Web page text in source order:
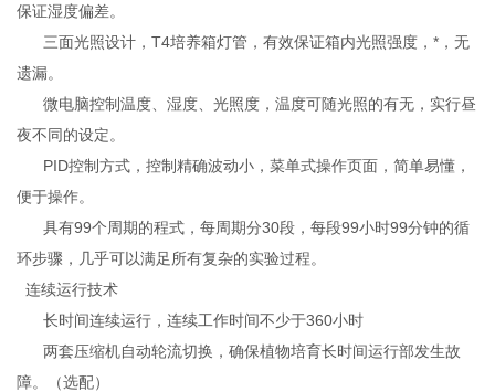
保证湿度偏差。
三面光照设计，T4培养箱灯管，有效保证箱内光照强度，*，无
遗漏。
微电脑控制温度、湿度、光照度，温度可随光照的有无，实行昼
夜不同的设定。
PID控制方式，控制精确波动小，菜单式操作页面，简单易懂，
便于操作。
具有99个周期的程式，每周期分30段，每段99小时99分钟的循
环步骤，几乎可以满足所有复杂的实验过程。
连续运行技术
长时间连续运行，连续工作时间不少于360小时
两套压缩机自动轮流切换，确保植物培育长时间运行部发生故
障。（选配）